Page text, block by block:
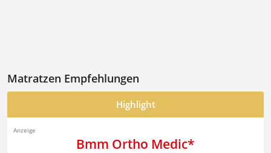
Matratzen Empfehlungen
Highlight
Bmm ‎Ortho Medic